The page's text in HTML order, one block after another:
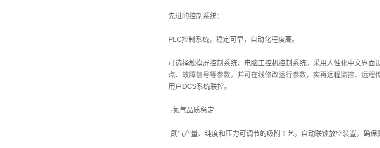
先进的控制系统：
PLC控制系统，稳定可靠，自动化程度高。
可选择触摸屏控制系统、电脑工控机控制系统。采用人性化中文界
点、故障信号等参数，并可在线修改运行参数，实再远程监控、远
用户DCS系统联控。
·氮气品质稳定
氮气产量、纯度和压力可调节的吸附工艺，自动联锁放空装置，确